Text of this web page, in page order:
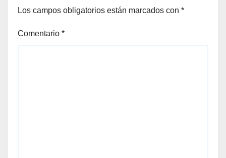
Los campos obligatorios están marcados con *
Comentario *